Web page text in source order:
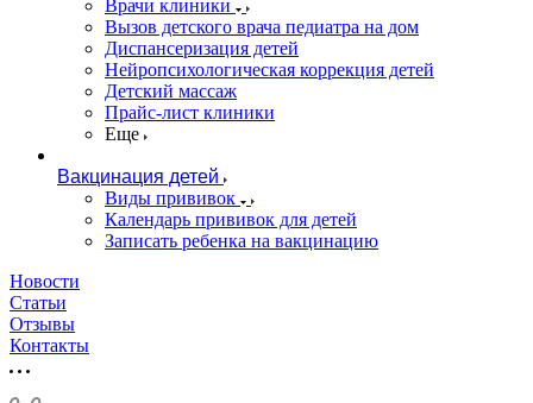
Врачи клиники
Вызов детского врача педиатра на дом
Диспансеризация детей
Нейропсихологическая коррекция детей
Детский массаж
Прайс-лист клиники
Еще
Вакцинация детей
Виды прививок
Календарь прививок для детей
Записать ребенка на вакцинацию
Новости
Статьи
Отзывы
Контакты